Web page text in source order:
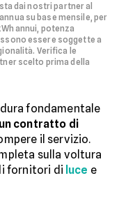
dai nostri partner al
su base mensile, per
annui, potenza
essere soggette a
Verifica le
scelto prima della
fondamentale
contratto di
il servizio.
sulla voltura
fornitori di luce e